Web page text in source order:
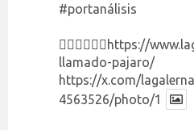
#portanálisis
👉🏻👉🏻👉🏻 https://
llamado-pajaro/
https://x.com/
4563526/photo/1